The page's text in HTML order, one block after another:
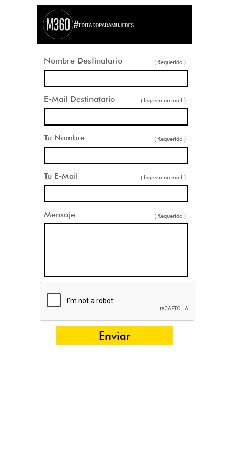
Nombre Destinatario ( Requerido )
E-Mail Destinatario ( Ingresa un mail )
Tu Nombre ( Requerido )
Tu E-Mail ( Ingresa un mail )
Mensaje ( Requerido )